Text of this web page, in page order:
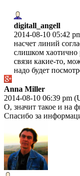
digitall_angell
2014-08-10 05:42
насчет линий
слишком хаотично
связи какие-то,
надо будет
Anna Miller
2014-08-10 06:39 pm
О, значит такое и на
Спасибо за